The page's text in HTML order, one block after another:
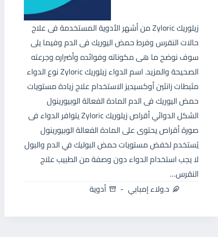
زيلوريك Zyloric من أشهر الأدوية المستخدمة فى علاج
حالات النقرس وفرط حمض اليوريك فى الدم وفيما يلى
سوف نوضح ما هى مكوناته وفوائده وأضراره وجرعته
الصحيحة والمزيد. اسم الدواء زيلوريك Zyloric نوع الدواء
مثبطات زانثين أوكسيديز الاستخدام علاج زيادة مستويات
حمض اليوريك فى الدم المادة الفعالة الوبيورينول
الشكل الدوائي أقراص زيلوريك Zyloric يتوافر الدواء فى
صورة أقراص يحتوى على المادة الفعالة الوبيورينول
يُستخدم لخفض مستويات حمض البوليك في الدم والبول
لا يجب استخدام الدواء دون وصفة من الطبيب علاج
النقرس…
د.ولاء إمبابي
أدوية